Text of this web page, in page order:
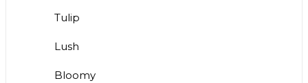
Tulip
Lush
Bloomy